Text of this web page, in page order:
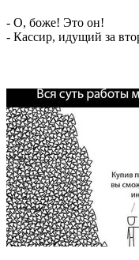
- О, боже! Это он!
- Кассир, идущий за